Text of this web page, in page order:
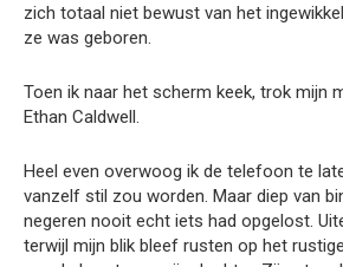
zich totaal niet bewust van het
ze was geboren.
Toen ik naar het scherm keek, trok mijn
Ethan Caldwell.
Heel even overwoog ik de telefoon te
vanzelf stil zou worden. Maar diep van
negeren nooit echt iets had opgelost.
terwijl mijn blik bleef rusten op het